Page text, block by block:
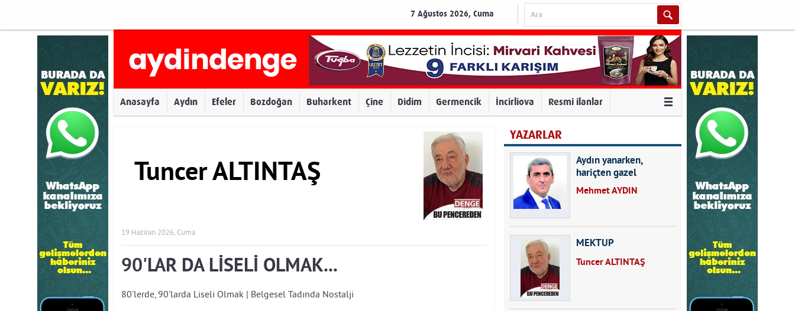
7 Ağustos 2026, Cuma
Anasayfa Aydın Efeler Bozdoğan Buharkent Çine Didim Germencik İncirliova Resmi ilanlar
Tuncer ALTINTAŞ
19 Haziran 2026, Cuma
90'LAR DA LİSELİ OLMAK...
80'lerde, 90'larda Liseli Olmak | Belgesel Tadında Nostalji
YAZARLAR
Aydın yanarken,
hariçten gazel
okuyarak kalpleri de
Mehmet AYDIN
MEKTUP
Tuncer ALTINTAŞ